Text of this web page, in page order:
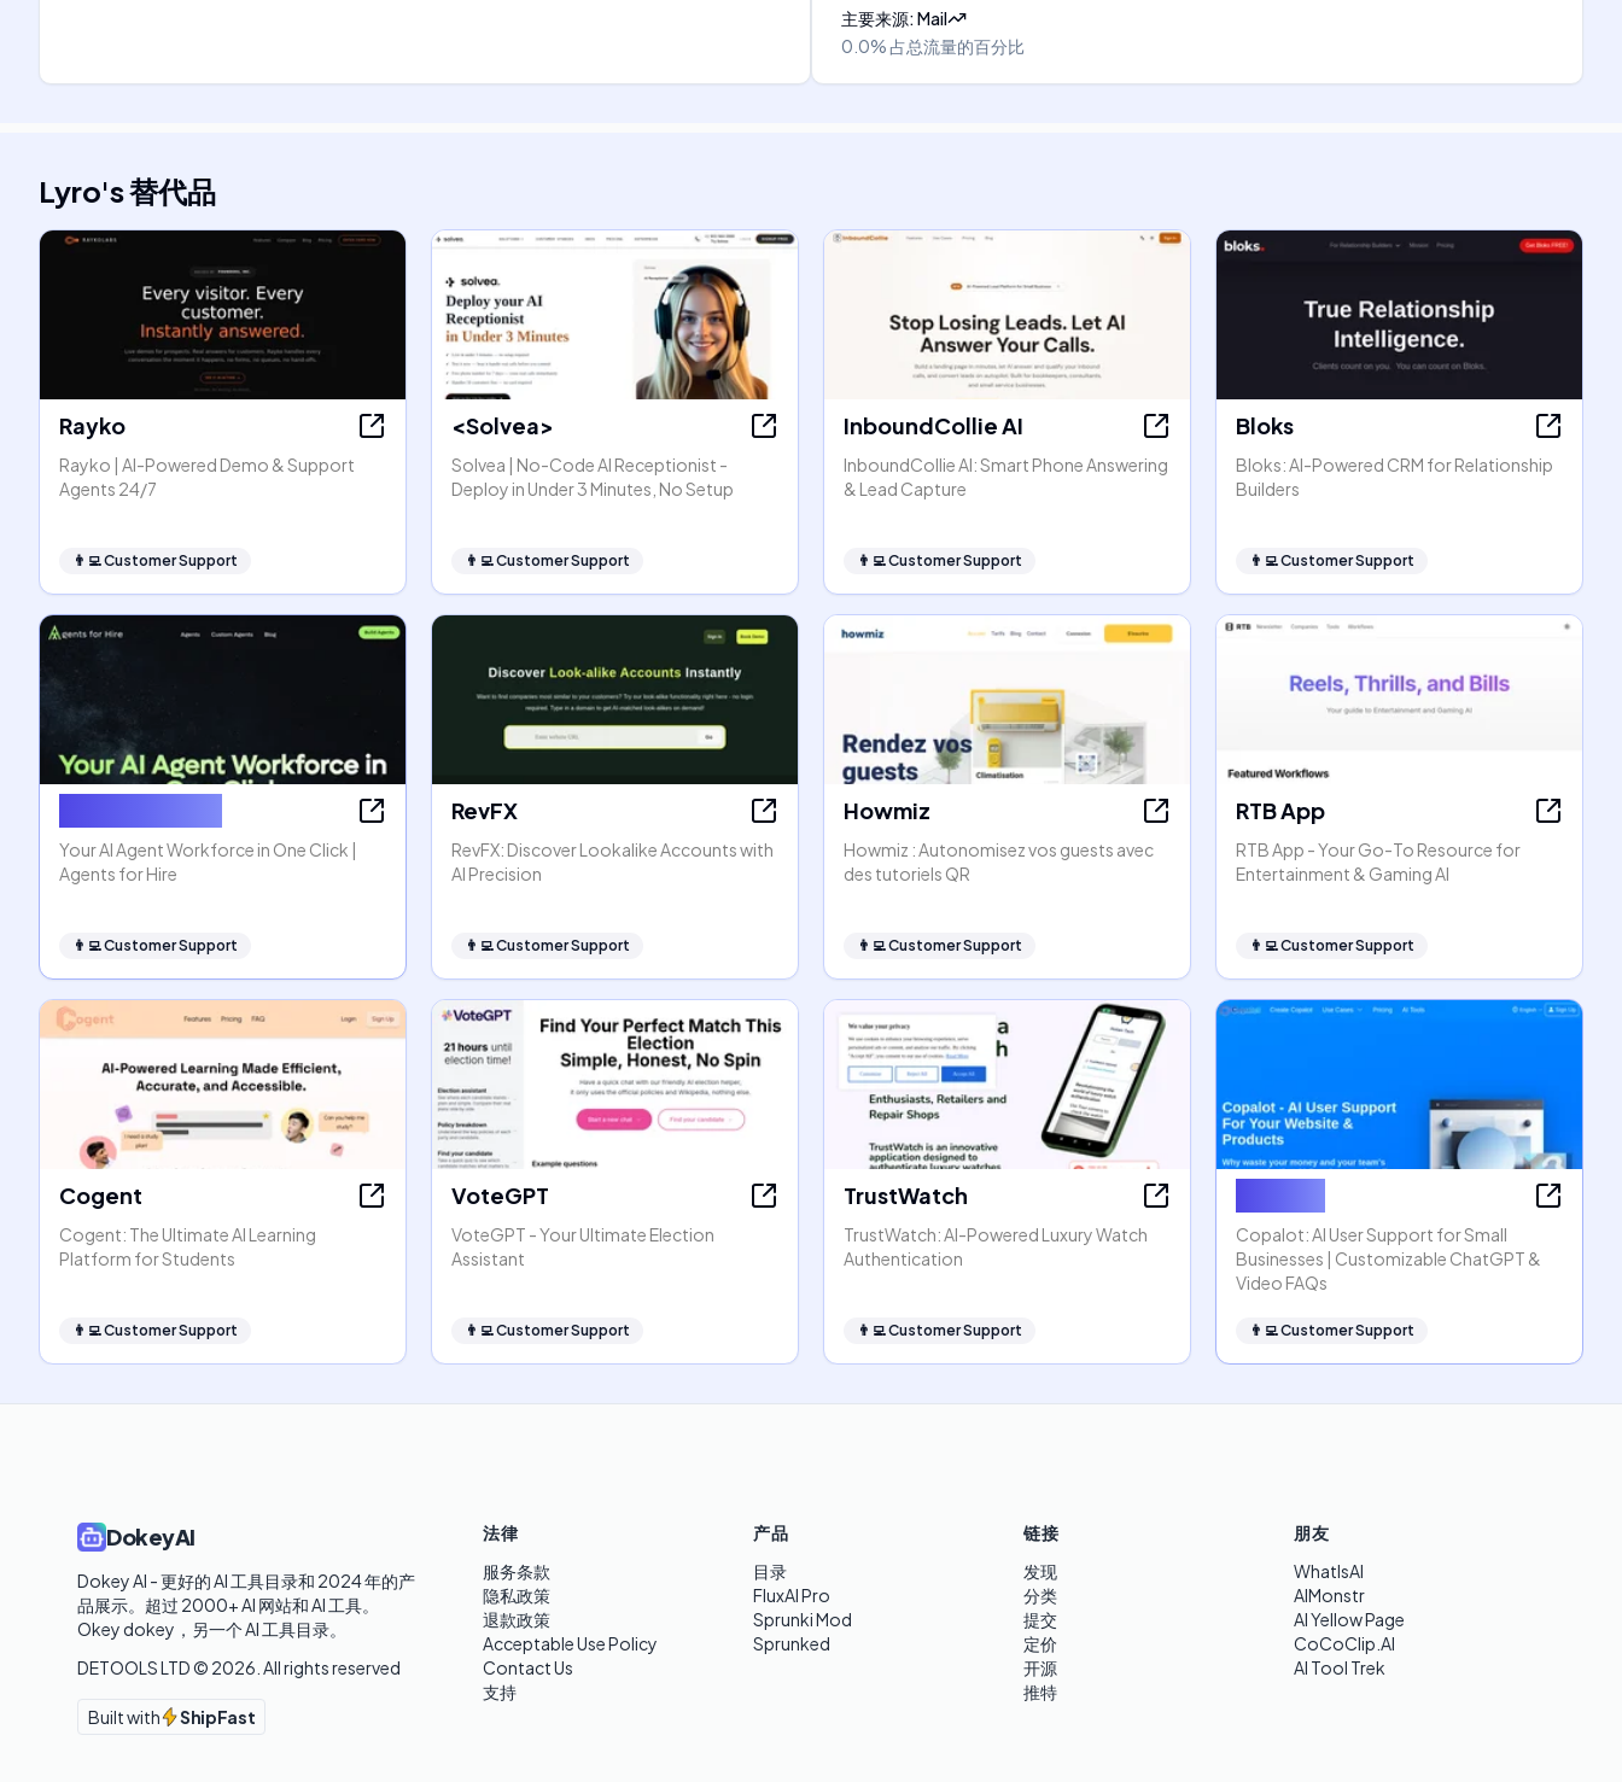
主要来源:Mail
0.0%占总流量的百分比
Lyro's替代品
Rayko
Rayko | AI-Powered Demo & Support
Agents 24/7
👨‍💻Customer Support
<Solvea>
Solvea | No-Code AI Receptionist -
Deploy in Under 3 Minutes, No Setup
👨‍💻Customer Support
InboundCollie AI
InboundCollie AI: Smart Phone Answering
& Lead Capture
👨‍💻Customer Support
Bloks
Bloks: AI-Powered CRM for Relationship
Builders
👨‍💻Customer Support
Your AI Agent Workforce in One Click |
Agents for Hire
👨‍💻Customer Support
RevFX
RevFX: Discover Lookalike Accounts with
AI Precision
👨‍💻Customer Support
Howmiz
Howmiz : Autonomisez vos guests avec
des tutoriels QR
👨‍💻Customer Support
RTB App
RTB App - Your Go-To Resource for
Entertainment & Gaming AI
👨‍💻Customer Support
Cogent
Cogent: The Ultimate AI Learning
Platform for Students
👨‍💻Customer Support
VoteGPT
VoteGPT - Your Ultimate Election
Assistant
👨‍💻Customer Support
TrustWatch
TrustWatch: AI-Powered Luxury Watch
Authentication
👨‍💻Customer Support
Copalot: AI User Support for Small
Businesses | Customizable ChatGPT &
Video FAQs
👨‍💻Customer Support
DokeyAI
Dokey AI - 更好的 AI 工具目录和 2024 年的产
品展示。超过 2000+ AI 网站和 AI 工具。
Okey dokey，另一个 AI 工具目录。
DETOOLS LTD © 2026 . All rights reserved
Built with ShipFast
法律
服务条款
隐私政策
退款政策
Acceptable Use Policy
Contact Us
支持
产品
目录
FluxAI Pro
Sprunki Mod
Sprunked
链接
发现
分类
提交
定价
开源
推特
朋友
WhatIsAI
AIMonstr
AI Yellow Page
CoCoClip.AI
AI Tool Trek